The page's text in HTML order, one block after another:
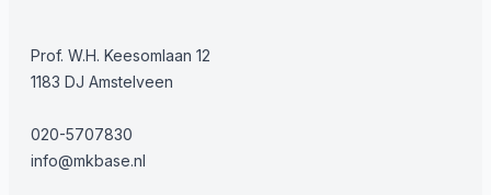
Prof. W.H. Keesomlaan 12
1183 DJ Amstelveen
020-5707830
info@mkbase.nl